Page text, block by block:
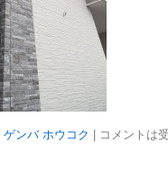
ゲンバ ホウコク コメントは